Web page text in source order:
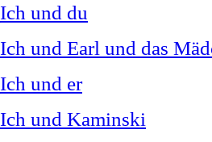
Ich und du
Ich und Earl und das
Ich und er
Ich und Kaminski